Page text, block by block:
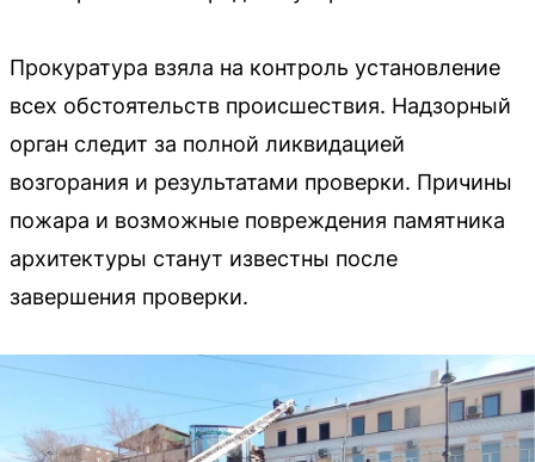
Прокуратура взяла на контроль установление
всех обстоятельств происшествия. Надзорный
орган следит за полной ликвидацией
возгорания и результатами проверки. Причины
пожара и возможные повреждения памятника
архитектуры станут известны после
завершения проверки.